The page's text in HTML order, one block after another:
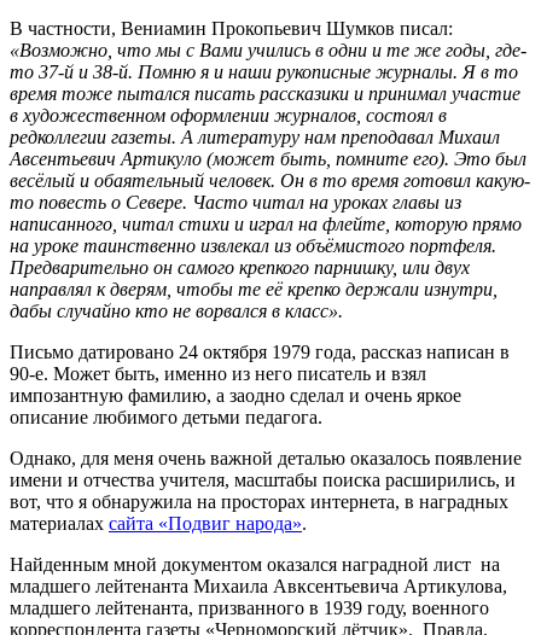
В частности, Вениамин Прокопьевич Шумков писал:
«Возможно, что мы с Вами учились в одни и те же годы, где-
то 37-й и 38-й. Помню я и наши рукописные журналы. Я в то
время тоже пытался писать рассказики и принимал участие
в художественном оформлении журналов, состоял в
редколлегии газеты. А литературу нам преподавал Михаил
Авсентьевич Артикуло (может быть, помните его). Это был
весёлый и обаятельный человек. Он в то время готовил какую-
то повесть о Севере. Часто читал на уроках главы из
написанного, читал стихи и играл на флейте, которую прямо
на уроке таинственно извлекал из объёмистого портфеля.
Предварительно он самого крепкого парнишку, или двух
направлял к дверям, чтобы те её крепко держали изнутри,
дабы случайно кто не ворвался в класс».
Письмо датировано 24 октября 1979 года, рассказ написан в
90-е. Может быть, именно из него писатель и взял
импозантную фамилию, а заодно сделал и очень яркое
описание любимого детьми педагога.
Однако, для меня очень важной деталью оказалось появление
имени и отчества учителя, масштабы поиска расширились, и
вот, что я обнаружила на просторах интернета, в наградных
материалах сайта «Подвиг народа».
Найденным мной документом оказался наградной лист на
младшего лейтенанта Михаила Авксентьевича Артикулова,
младшего лейтенанта, призванного в 1939 году, военного
корреспондента газеты «Черноморский лётчик». Правда,